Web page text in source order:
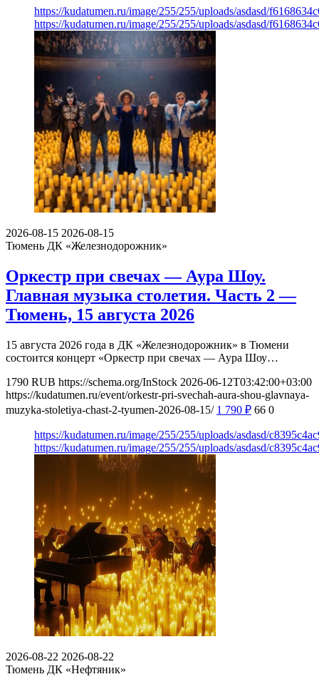
https://kudatumen.ru/image/255/255/uploads/asdasd/
https://kudatumen.ru/image/255/255/uploads/asdasd/
2026-08-15 2026-08-15
Тюмень ДК «Железнодорожник»
Оркестр при свечах — Аура Шоу.
Главная музыка столетия. Часть 2 —
Тюмень, 15 августа 2026
15 августа 2026 года в ДК «Железнодорожник» в Тюмени
состоится концерт «Оркестр при свечах — Аура Шоу…
1790 RUB https://schema.org/InStock 2026-06-12T03:42:00+03:00
https://kudatumen.ru/event/orkestr-pri-svechah-aura-shou-glavnaya-
muzyka-stoletiya-chast-2-tyumen-2026-08-15/ 1 790 ₽ 66 0
https://kudatumen.ru/image/255/255/uploads/asdasd/
https://kudatumen.ru/image/255/255/uploads/asdasd/
2026-08-22 2026-08-22
Тюмень ДК «Нефтяник»